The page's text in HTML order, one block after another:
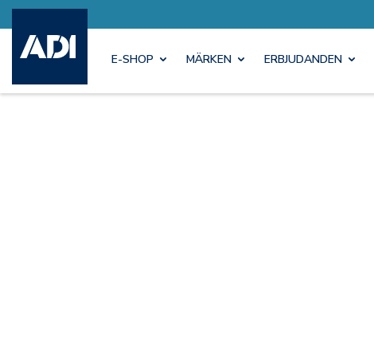
E-SHOP MÄRKEN ERBJUDANDEN